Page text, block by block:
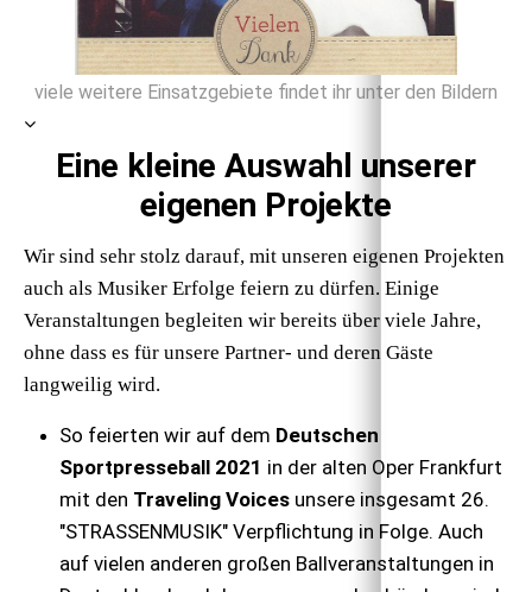
viele weitere Einsatzgebiete findet ihr unter den Bildern
Eine kleine Auswahl unserer
eigenen Projekte
Wir sind sehr stolz darauf, mit unseren eigenen Projekten
auch als Musiker Erfolge feiern zu dürfen. Einige
Veranstaltungen begleiten wir bereits über viele Jahre,
ohne dass es für unsere Partner- und deren Gäste
langweilig wird.
So feierten wir auf dem Deutschen
Sportpresseball 2021 in der alten Oper Frankfurt
mit den Traveling Voices unsere insgesamt 26.
"STRASSENMUSIK" Verpflichtung in Folge. Auch
auf vielen anderen großen Ballveranstaltungen in